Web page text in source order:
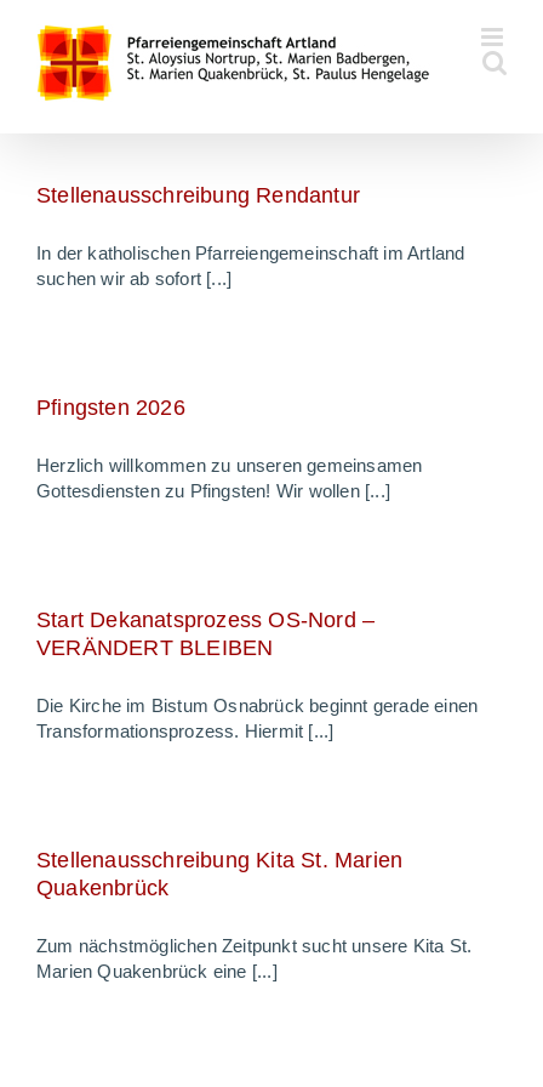
Inhalt
springen
Stellenausschreibung Rendantur
In der katholischen Pfarreiengemeinschaft im Artland
suchen wir ab sofort [...]
Pfingsten 2026
Herzlich willkommen zu unseren gemeinsamen
Gottesdiensten zu Pfingsten! Wir wollen [...]
Start Dekanatsprozess OS-Nord –
VERÄNDERT BLEIBEN
Die Kirche im Bistum Osnabrück beginnt gerade einen
Transformationsprozess. Hiermit [...]
Stellenausschreibung Kita St. Marien
Quakenbrück
Zum nächstmöglichen Zeitpunkt sucht unsere Kita St.
Marien Quakenbrück eine [...]